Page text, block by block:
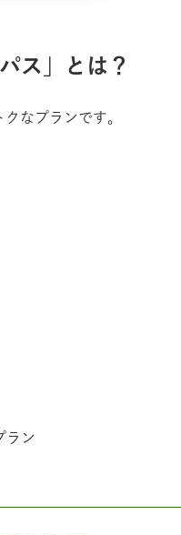
ス」とは？
なプランです。
ラン